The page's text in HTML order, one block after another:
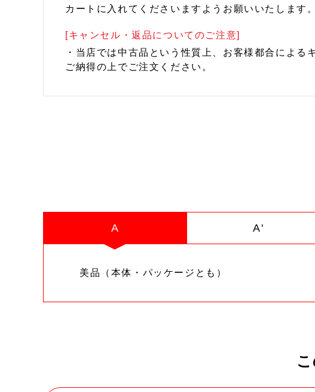
カートに入れてくださいますようお願いいたします。
[キャンセル・返品についてのご注意]
・当店では中古品という性質上、お客様都合によ
ご納得の上でご注文ください。
A A'
美品（本体・パッケージとも）